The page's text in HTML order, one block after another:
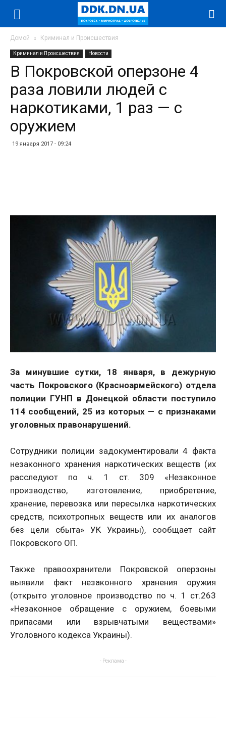
Домой Криминал и Происшествия
Криминал и Происшествия Новости
В Покровской оперзоне 4
раза ловили людей с
наркотиками, 1 раз — с
оружием
19 января 2017 - 09:24
За минувшие сутки, 18 января, в дежурную
часть Покровского (Красноармейского) отдела
полиции ГУНП в Донецкой области поступило
114 сообщений, 25 из которых — с признаками
уголовных правонарушений.
Сотрудники полиции задокументировали 4 факта
незаконного хранения наркотических веществ (их
расследуют по ч. 1 ст. 309 «Незаконное
производство, изготовление, приобретение,
хранение, перевозка или пересылка наркотических
средств, психотропных веществ или их аналогов
без цели сбыта» УК Украины), сообщает сайт
Покровского ОП.
Также правоохранители Покровской оперзоны
выявили факт незаконного хранения оружия
(открыто уголовное производство по ч. 1 ст.263
«Незаконное обращение с оружием, боевыми
припасами или взрывчатыми веществами»
Уголовного кодекса Украины).
- Реклама -